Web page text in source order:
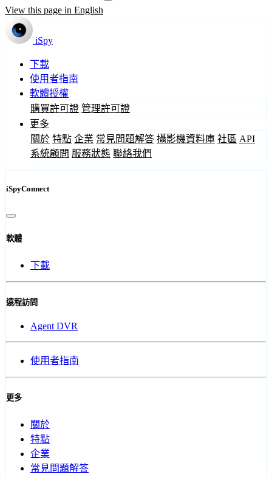
View this page in English
iSpy
下載
使用者指南
軟體授權
購買許可證 管理許可證
更多
關於 特點 企業 常見問題解答 攝影機資料庫 社區 API
系統顧問 服務狀態 聯絡我們
iSpyConnect
軟體
下載
遠程訪問
Agent DVR
使用者指南
更多
關於
特點
企業
常見問題解答